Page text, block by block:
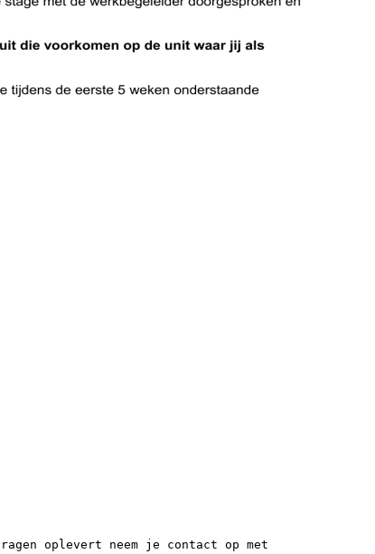
oplevert neem je contact op met